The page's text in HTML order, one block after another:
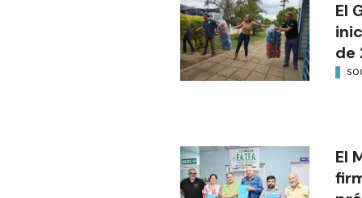
El
de
El